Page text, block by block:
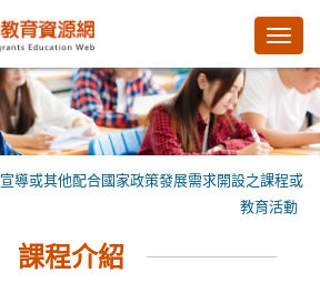
宣導或其他配合國家政策發展需求開設之課程或
教育活動
課程介紹